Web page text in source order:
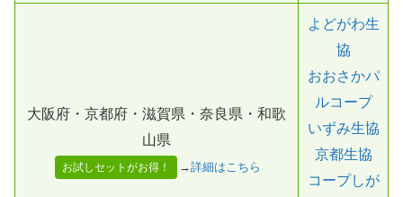
大阪府・京都府・滋賀県・奈良県・和歌
山県
お試しセットがお得！ →詳細はこちら
よどがわ生
協
おおさかパ
ルコープ
いずみ生協
京都生協
コープしが